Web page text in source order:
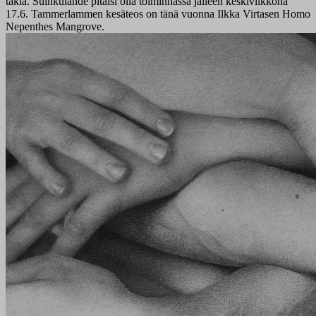
17.6. Tammerlammen kesäteos on tänä vuonna Ilkka Virtasen Homo
Nepenthes Mangrove.